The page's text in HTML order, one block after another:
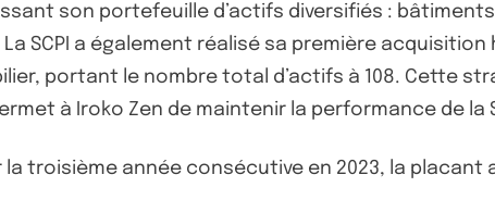
son portefeuille d’actifs diversifiés :
SCPI a également réalisé sa première
portant le nombre total d’actifs à 108. Cette
à Iroko Zen de maintenir la performance de la
la troisième année consécutive en 2023, la